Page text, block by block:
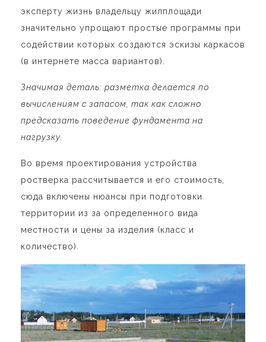
эксперту жизнь владельцу жилплощади
значительно упрощают простые программы при
содействии которых создаются эскизы каркасов
(в интернете масса вариантов).
Значимая деталь: разметка делается по
вычислениям с запасом, так как сложно
предсказать поведение фундамента на
нагрузку.
Во время проектирования устройства
ростверка рассчитывается и его стоимость,
сюда включены нюансы при подготовки
территории из за определенного вида
местности и цены за изделия (класс и
количество).